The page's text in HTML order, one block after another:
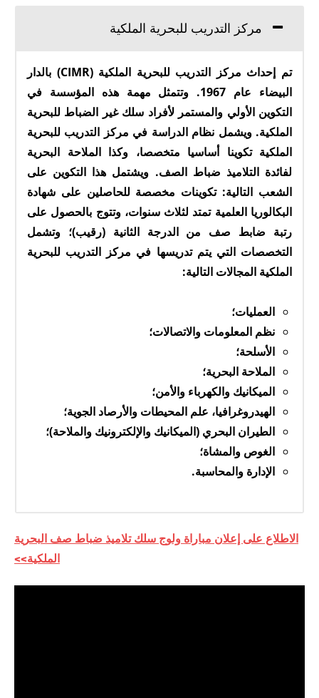
مركز التدريب للبحرية الملكية
تم إحداث مركز التدريب للبحرية الملكية (CIMR) بالدار
البيضاء عام 1967. وتتمثل مهمة هذه المؤسسة في
التكوين الأولي والمستمر لأفراد سلك غير الضباط للبحرية
الملكية. ويشمل نظام الدراسة في مركز التدريب للبحرية
الملكية تكوينا أساسيا متخصصا، وكذا الملاحة البحرية
لفائدة التلاميذ ضباط الصف. ويشتمل هذا التكوين على
الشعب التالية: تكوينات مخصصة للحاصلين على شهادة
البكالوريا العلمية تمتد لثلاث سنوات، وتتوج بالحصول على
رتبة ضابط صف من الدرجة الثانية (رقيب)؛ وتشمل
التخصصات التي يتم تدريسها في مركز التدريب للبحرية
الملكية المجالات التالية:
العمليات؛
نظم المعلومات والاتصالات؛
الأسلحة؛
الملاحة البحرية؛
الميكانيك والكهرباء والأمن؛
الهيدروغرافيا، علم المحيطات والأرصاد الجوية؛
الطيران البحري (الميكانيك والإلكترونيك والملاحة)؛
الغوص والمشاة؛
الإدارة والمحاسبة.
الاطلاع على إعلان مباراة ولوج سلك تلاميذ ضباط صف البحرية
الملكية>>